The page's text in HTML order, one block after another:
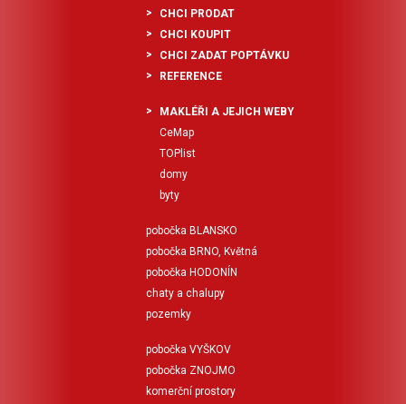
CHCI PRODAT
CHCI KOUPIT
CHCI ZADAT POPTÁVKU
REFERENCE
MAKLÉŘI A JEJICH WEBY
CeMap
TOPlist
domy
byty
pobočka BLANSKO
pobočka BRNO, Květná
pobočka HODONÍN
chaty a chalupy
pozemky
pobočka VYŠKOV
pobočka ZNOJMO
komerční prostory